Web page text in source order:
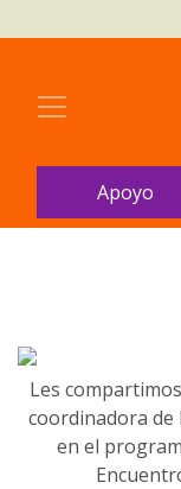
Apoyo
Les
coordinadora de
en el